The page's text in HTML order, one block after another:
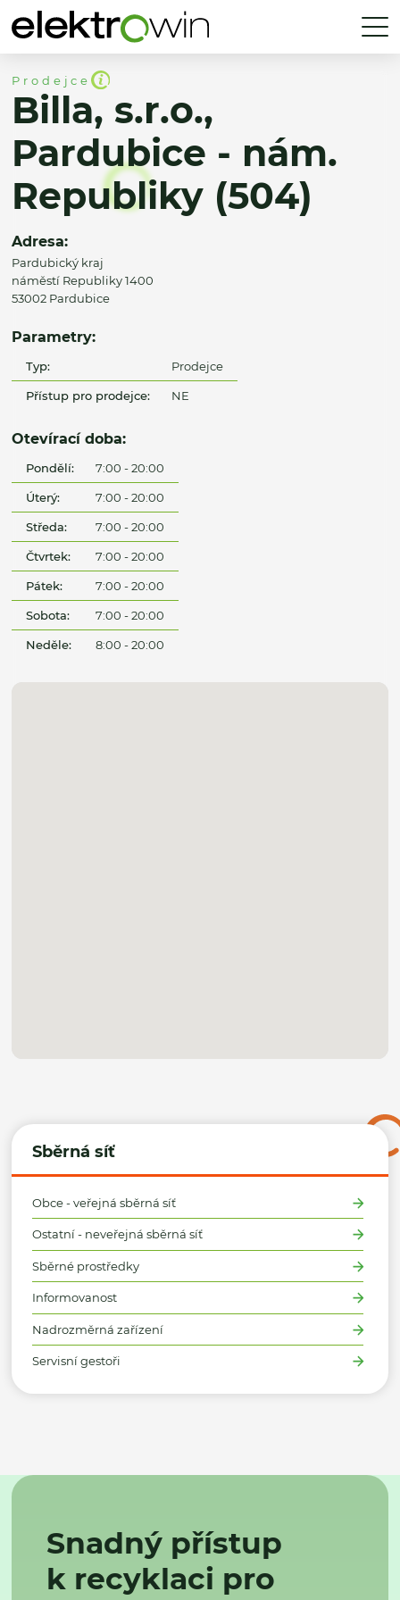
Sběrná síť
Obce - veřejná sběrná síť
Ostatní - neveřejná sběrná síť
Sběrné prostředky
Informovanost
Nadrozměrná zařízení
Servisní gestoři
Prodejce
Billa, s.r.o.,
Pardubice - nám.
Republiky (504)
Adresa:
Pardubický kraj
náměstí Republiky 1400
53002 Pardubice
Parametry:
Typ: Prodejce
Přístup pro prodejce: NE
Otevírací doba:
Pondělí: 7:00 - 20:00
Úterý: 7:00 - 20:00
Středa: 7:00 - 20:00
Čtvrtek: 7:00 - 20:00
Pátek: 7:00 - 20:00
Sobota: 7:00 - 20:00
Neděle: 8:00 - 20:00
Snadný přístup
k recyklaci pro